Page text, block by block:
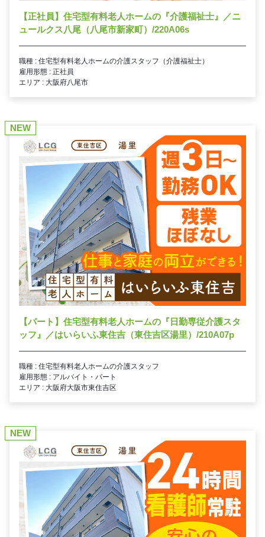
【正社員】住宅型有料老人ホームの『介護福祉士』／ニ
ュールクス八尾（八尾市新家町）/220A06s
職種 : 住宅型有料老人ホームの介護スタッフ（介護福祉士）
雇用形態 : 正社員
エリア : 大阪府八尾市
NEW
【パート】住宅型有料老人ホームの『日勤専従介護スタ
ッフ』／はいらいふ東住吉（東住吉区湯里）/210A07p
職種 : 住宅型有料老人ホームの介護スタッフ
雇用形態 : アルバイト・パート
エリア : 大阪府大阪市東住吉区
NEW